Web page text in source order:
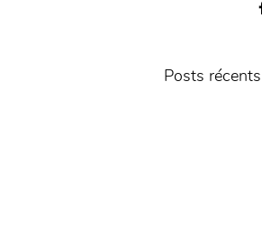
Posts récents